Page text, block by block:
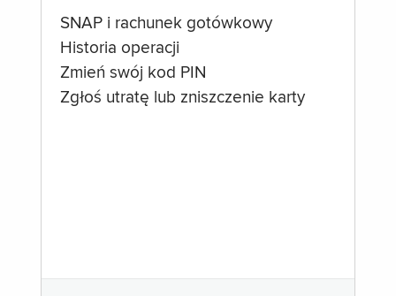
SNAP i rachunek gotówkowy
Historia operacji
Zmień swój kod PIN
Zgłoś utratę lub zniszczenie karty